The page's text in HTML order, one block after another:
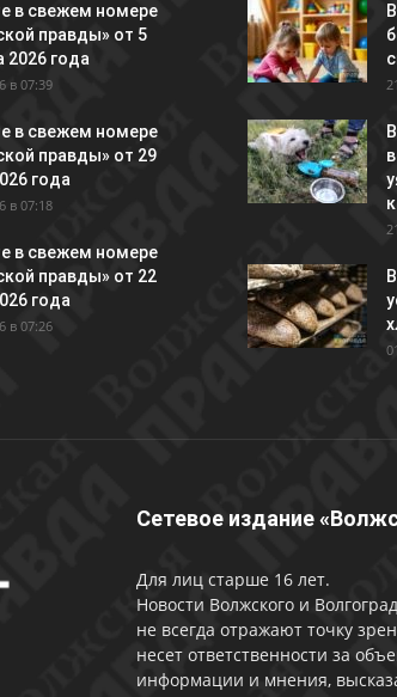
в свежем номере
правды» от 5
2026 года
в 07:39
в свежем номере
правды» от 29
года
в 07:18
в свежем номере
правды» от 22
года
в 07:26
Сетевое издание
Для лиц старше 16 лет.
Новости Волжского и
не всегда отражают точку
несет ответственности за
информации и мнения,